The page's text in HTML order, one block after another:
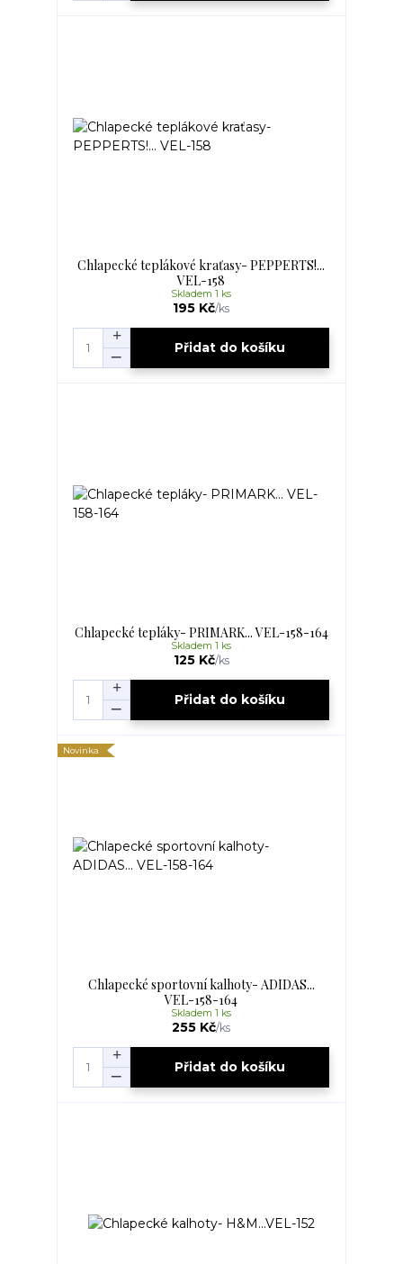
Chlapecké teplákové kraťasy- PEPPERTS!...
VEL-158
195 Kč/ks
Skladem 1 ks
Přidat do košíku
Chlapecké tepláky- PRIMARK... VEL-158-164
125 Kč/ks
Skladem 1 ks
Přidat do košíku
Novinka
Chlapecké sportovní kalhoty- ADIDAS...
VEL-158-164
255 Kč/ks
Skladem 1 ks
Přidat do košíku